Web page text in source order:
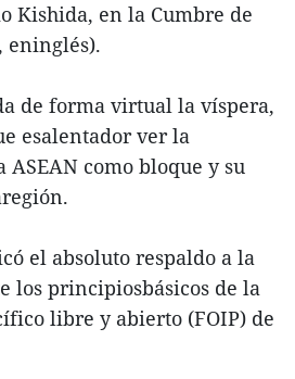
Kishida, en la Cumbre de
eninglés).
de forma virtual la víspera,
esalentador ver la
como bloque y su
el absoluto respaldo a la
los principiosbásicos de la
libre y abierto (FOIP) de